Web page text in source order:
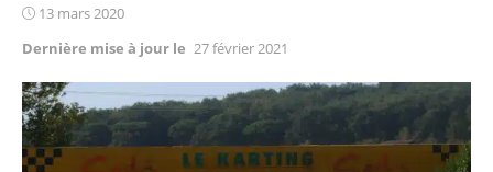
Posted
13 mars 2020
Dernière mise à jour le 27 février 2021